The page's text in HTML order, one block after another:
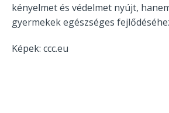
kényelmet és védelmet nyújt,
gyermekek egészséges
Képek: ccc.eu